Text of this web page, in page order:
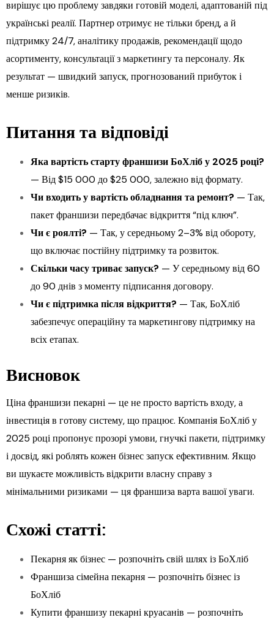
вирішує цю проблему завдяки готовій моделі, адаптованій під
українські реалії. Партнер отримує не тільки бренд, а й
підтримку 24/7, аналітику продажів, рекомендації щодо
асортименту, консультації з маркетингу та персоналу. Як
результат — швидкий запуск, прогнозований прибуток і
менше ризиків.
Питання та відповіді
Яка вартість старту франшизи БоХліб у 2025 році?
— Від $15 000 до $25 000, залежно від формату.
Чи входить у вартість обладнання та ремонт? — Так,
пакет франшизи передбачає відкриття “під ключ”.
Чи є роялті? — Так, у середньому 2–3% від обороту,
що включає постійну підтримку та розвиток.
Скільки часу триває запуск? — У середньому від 60
до 90 днів з моменту підписання договору.
Чи є підтримка після відкриття? — Так, БоХліб
забезпечує операційну та маркетингову підтримку на
всіх етапах.
Висновок
Ціна франшизи пекарні — це не просто вартість входу, а
інвестиція в готову систему, що працює. Компанія БоХліб у
2025 році пропонує прозорі умови, гнучкі пакети, підтримку
і досвід, які роблять кожен бізнес запуск ефективним. Якщо
ви шукаєте можливість відкрити власну справу з
мінімальними ризиками — ця франшиза варта вашої уваги.
Схожі статті:
Пекарня як бізнес — розпочніть свій шлях із БоХліб
Франшиза сімейна пекарня — розпочніть бізнес із
БоХліб
Купити франшизу пекарні круасанів — розпочніть